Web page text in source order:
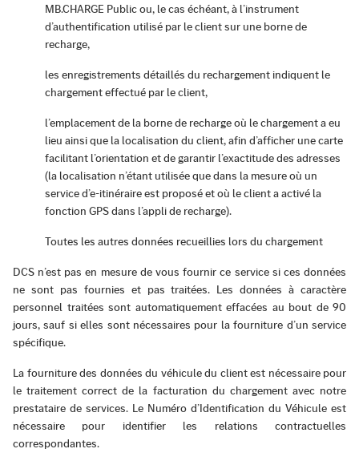
MB.CHARGE Public ou, le cas échéant, à l’instrument
d’authentification utilisé par le client sur une borne de
recharge,
les enregistrements détaillés du rechargement indiquent le
chargement effectué par le client,
l’emplacement de la borne de recharge où le chargement a eu
lieu ainsi que la localisation du client, afin d’afficher une carte
facilitant l’orientation et de garantir l’exactitude des adresses
(la localisation n’étant utilisée que dans la mesure où un
service d’e-itinéraire est proposé et où le client a activé la
fonction GPS dans l’appli de recharge).
Toutes les autres données recueillies lors du chargement
DCS n’est pas en mesure de vous fournir ce service si ces données
ne sont pas fournies et pas traitées. Les données à caractère
personnel traitées sont automatiquement effacées au bout de 90
jours, sauf si elles sont nécessaires pour la fourniture d’un service
spécifique.
La fourniture des données du véhicule du client est nécessaire pour
le traitement correct de la facturation du chargement avec notre
prestataire de services. Le Numéro d’Identification du Véhicule est
nécessaire pour identifier les relations contractuelles
correspondantes.